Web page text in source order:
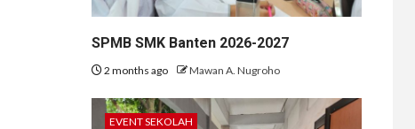
SPMB SMK Banten 2026-2027
2 months ago Mawan A. Nugroho
EVENT SEKOLAH